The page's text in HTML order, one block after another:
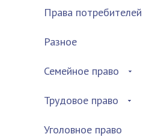
Права потребителей
Разное
Семейное право
Трудовое право
Уголовное право